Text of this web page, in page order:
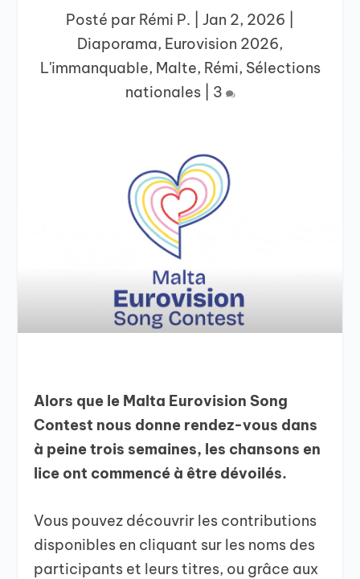
Posté par Rémi P. Jan 2, 2026
Diaporama, Eurovision 2026,
L'immanquable, Malte, Rémi, Sélections
nationales| 3
Alors que le Malta Eurovision Song
Contest nous donne rendez-vous dans
à peine trois semaines, les chansons en
lice ont commencé à être dévoilés.
Vous pouvez découvrir les contributions
disponibles en cliquant sur les noms des
participants et leurs titres, ou grâce aux